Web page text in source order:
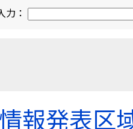
力：
報発表区